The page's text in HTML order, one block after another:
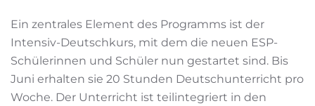
Ein zentrales Element des Programms ist der
Intensiv-Deutschkurs, mit dem die neuen ESP-
Schülerinnen und Schüler nun gestartet sind. Bis
Juni erhalten sie 20 Stunden Deutschunterricht pro
Woche. Der Unterricht ist teilintegriert in den